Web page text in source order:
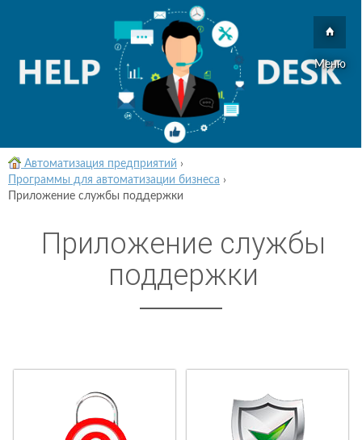
Меню
Автоматизация предприятий ›
Программы для автоматизации бизнеса ›
Приложение службы поддержки
Приложение службы
поддержки